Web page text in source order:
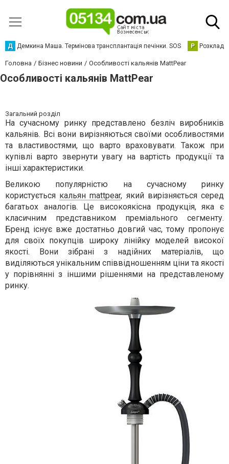
Д Демкина Маша. Термінова трансплантація печінки. SOS Р Розклад
Головна Бізнес новини Особливості кальянів MattPear
Особливості кальянів MattPear
Загальний розділ
На сучасному ринку представлено безліч виробників
кальянів. Всі вони вирізняються своїми особливостями
та властивостями, що варто враховувати. Також при
купівлі варто звернути увагу на вартість продукції та
інші характеристики.
Великою популярністю на сучасному ринку
користується кальян mattpear, який вирізняється серед
багатьох аналогів. Це високоякісна продукція, яка є
класичним представником преміального сегменту.
Бренд існує вже достатньо довгий час, тому пропонує
для своїх покупців широку лінійку моделей високої
якості. Вони зібрані з надійних матеріалів, що
виділяються унікальним співвідношенням ціни та якості
у порівнянні з іншими рішеннями на представленому
ринку.